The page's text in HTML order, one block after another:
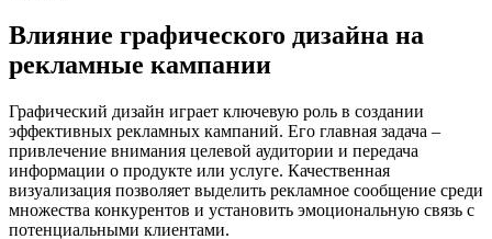
Влияние графического дизайна на
рекламные кампании
Графический дизайн играет ключевую роль в создании
эффективных рекламных кампаний. Его главная задача –
привлечение внимания целевой аудитории и передача
информации о продукте или услуге. Качественная
визуализация позволяет выделить рекламное сообщение среди
множества конкурентов и установить эмоциональную связь с
потенциальными клиентами.